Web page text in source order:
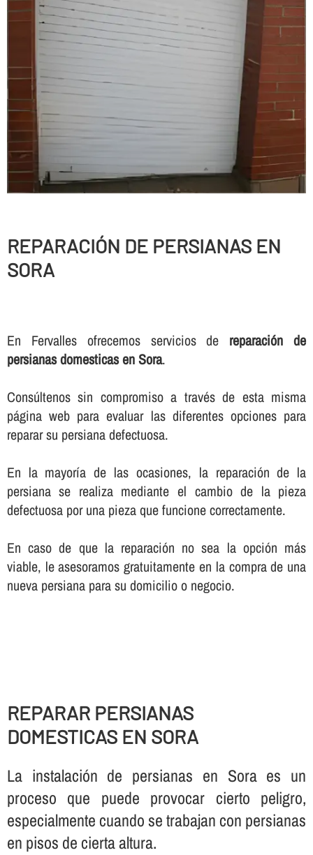
REPARACIÓN DE PERSIANAS EN
SORA
En Fervalles ofrecemos servicios de reparación de
persianas domesticas en Sora.
Consúltenos sin compromiso a través de esta misma
página web para evaluar las diferentes opciones para
reparar su persiana defectuosa.
En la mayorí­a de las ocasiones, la reparación de la
persiana se realiza mediante el cambio de la pieza
defectuosa por una pieza que funcione correctamente.
En caso de que la reparación no sea la opción más
viable, le asesoramos gratuitamente en la compra de una
nueva persiana para su domicilio o negocio.
REPARAR PERSIANAS
DOMESTICAS EN SORA
La instalación de persianas en Sora es un
proceso que puede provocar cierto peligro,
especialmente cuando se trabajan con persianas
en pisos de cierta altura.